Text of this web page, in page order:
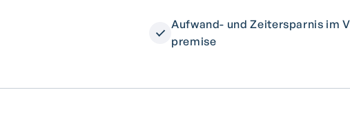
Aufwand- und Zeitersparnis im
premise